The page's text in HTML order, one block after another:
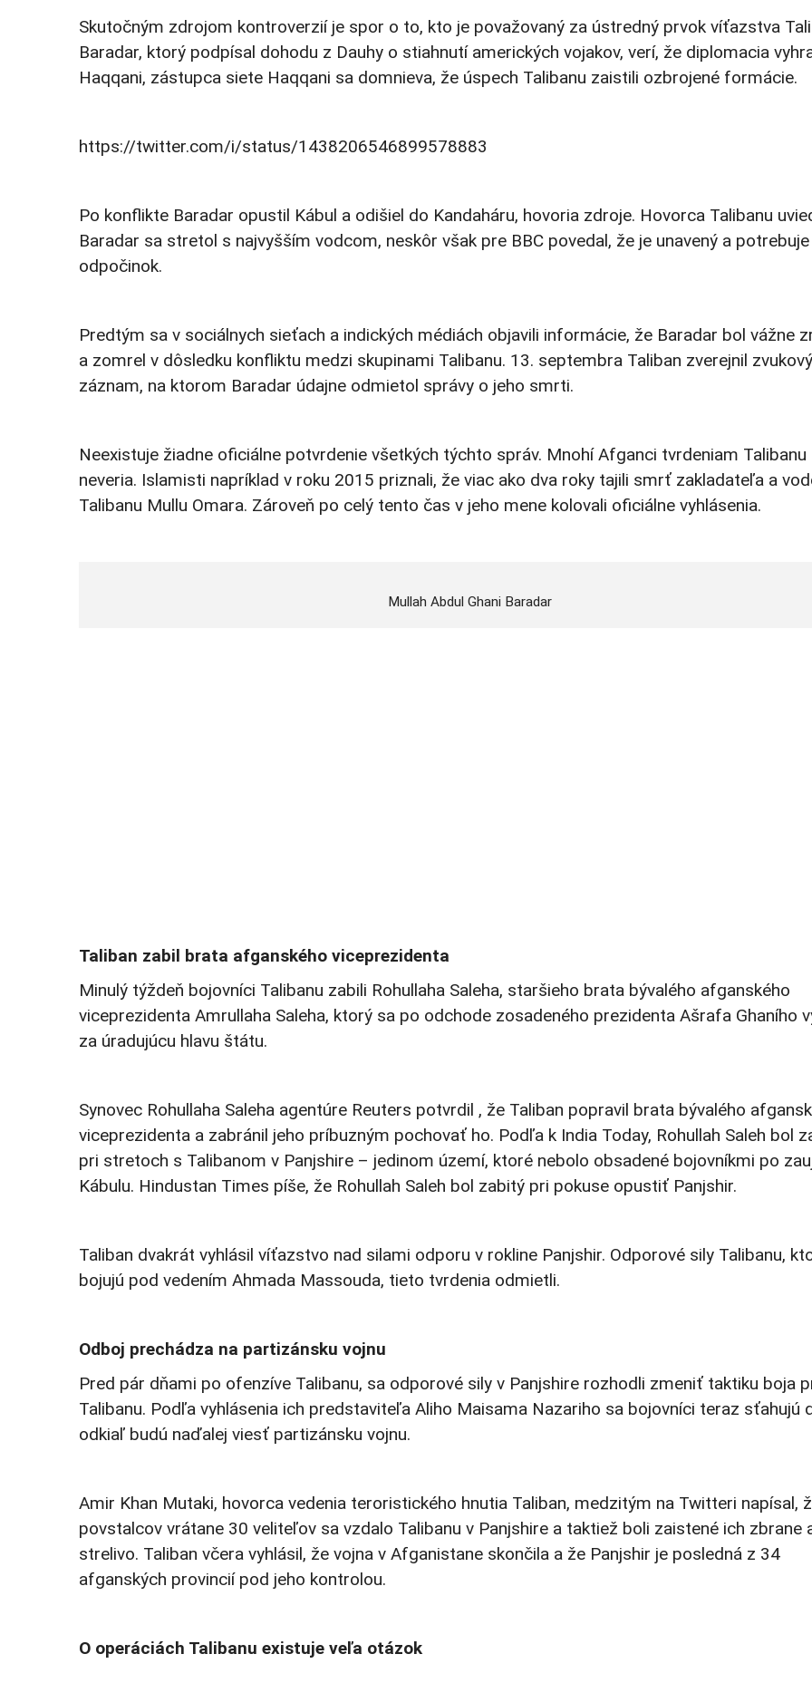
Skutočným zdrojom kontroverzií je spor o to, kto je považovaný za ústredný prvok víťazstva
Baradar, ktorý podpísal dohodu z Dauhy o stiahnutí amerických vojakov, verí, že diplomacia
Haqqani, zástupca siete Haqqani sa domnieva, že úspech Talibanu zaistili ozbrojené formácie.
https://twitter.com/i/status/1438206546899578883
Po konflikte Baradar opustil Kábul a odišiel do Kandaháru, hovoria zdroje. Hovorca Talibanu
Baradar sa stretol s najvyšším vodcom, neskôr však pre BBC povedal, že je unavený a potrebuje
odpočinok.
Predtým sa v sociálnych sieťach a indických médiách objavili informácie, že Baradar bol vážne
a zomrel v dôsledku konfliktu medzi skupinami Talibanu. 13. septembra Taliban zverejnil zvukový
záznam, na ktorom Baradar údajne odmietol správy o jeho smrti.
Neexistuje žiadne oficiálne potvrdenie všetkých týchto správ. Mnohí Afganci tvrdeniam Talibanu
neveria. Islamisti napríklad v roku 2015 priznali, že viac ako dva roky tajili smrť zakladateľa a
Talibanu Mullu Omara. Zároveň po celý tento čas v jeho mene kolovali oficiálne vyhlásenia.
Mullah Abdul Ghani Baradar
Taliban zabil brata afganského viceprezidenta
Minulý týždeň bojovníci Talibanu zabili Rohullaha Saleha, staršieho brata bývalého afganského
viceprezidenta Amrullaha Saleha, ktorý sa po odchode zosadeného prezidenta Ašrafa Ghaního
za úradujúcu hlavu štátu.
Synovec Rohullaha Saleha agentúre Reuters potvrdil , že Taliban popravil brata bývalého
viceprezidenta a zabránil jeho príbuzným pochovať ho. Podľa k India Today, Rohullah Saleh bol
pri stretoch s Talibanom v Panjshire – jedinom území, ktoré nebolo obsadené bojovníkmi po
Kábulu. Hindustan Times píše, že Rohullah Saleh bol zabitý pri pokuse opustiť Panjshir.
Taliban dvakrát vyhlásil víťazstvo nad silami odporu v rokline Panjshir. Odporové sily Talibanu,
bojujú pod vedením Ahmada Massouda, tieto tvrdenia odmietli.
Odboj prechádza na partizánsku vojnu
Pred pár dňami po ofenzíve Talibanu, sa odporové sily v Panjshire rozhodli zmeniť taktiku boja
Talibanu. Podľa vyhlásenia ich predstaviteľa Aliho Maisama Nazariho sa bojovníci teraz sťahujú
odkiaľ budú naďalej viesť partizánsku vojnu.
Amir Khan Mutaki, hovorca vedenia teroristického hnutia Taliban, medzitým na Twitteri napísal,
povstalcov vrátane 30 veliteľov sa vzdalo Talibanu v Panjshire a taktiež boli zaistené ich zbrane
strelivo. Taliban včera vyhlásil, že vojna v Afganistane skončila a že Panjshir je posledná z 34
afganských provincií pod jeho kontrolou.
O operáciách Talibanu existuje veľa otázok